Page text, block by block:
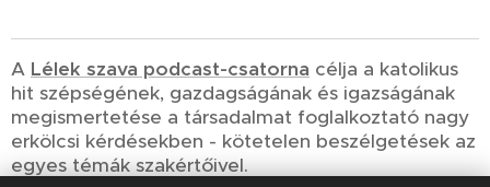
A Lélek szava podcast-csatorna célja a katolikus
hit szépségének, gazdagságának és igazságának
megismertetése a társadalmat foglalkoztató nagy
erkölcsi kérdésekben - kötetelen beszélgetések az
egyes témák szakértőivel.